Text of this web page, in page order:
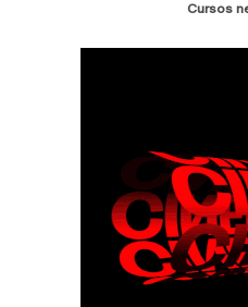
Cursos